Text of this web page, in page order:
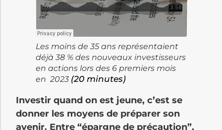
Les moins de 35 ans représentaient
déjà 38 % des nouveaux investisseurs
en actions lors des 6 premiers mois
en 2023 (20 minutes)
Investir quand on est jeune, c’est se
donner les moyens de préparer son
avenir. Entre “épargne de précaution”,